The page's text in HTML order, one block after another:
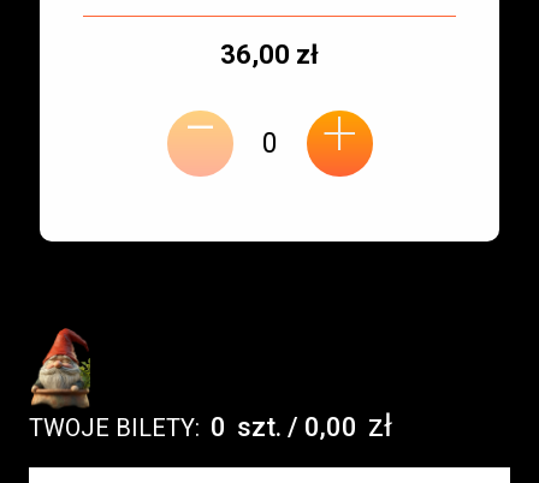
biletu:
Typ
Cena
36,00 zł
- +
TWOJE BILETY: 0 szt. / 0,00 zł